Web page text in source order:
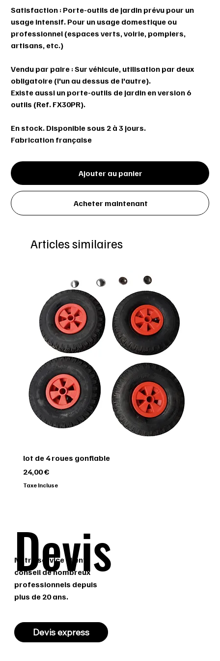
Devis
Notre service client
conseil de nombreux
professionnels depuis
plus de 20 ans.
Devis express
Articles similaires
lot de 4 roues gonflable
Prix
24,00 €
Taxe Incluse
Satisfaction : Porte-outils de jardin prévu pour un
usage intensif. Pour un usage domestique ou
professionnel (espaces verts, voirie, pompiers,
artisans, etc.)
Vendu par paire : Sur véhicule, utilisation par deux
obligatoire (l'un au dessus de l'autre).
Existe aussi un porte-outils de jardin en version 6
outils (Ref. FX30PR).
En stock. Disponible sous 2 à 3 jours.
Fabrication française
Ajouter au panier
Acheter maintenant